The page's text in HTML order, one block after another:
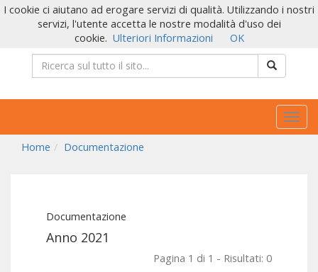
Home
Documentazione
Documentazione
Anno 2021
Pagina 1 di 1 - Risultati: 0
I cookie ci aiutano ad erogare servizi di qualità. Utilizzando i nostri
servizi, l'utente accetta le nostre modalità d'uso dei
cookie. Ulteriori Informazioni OK